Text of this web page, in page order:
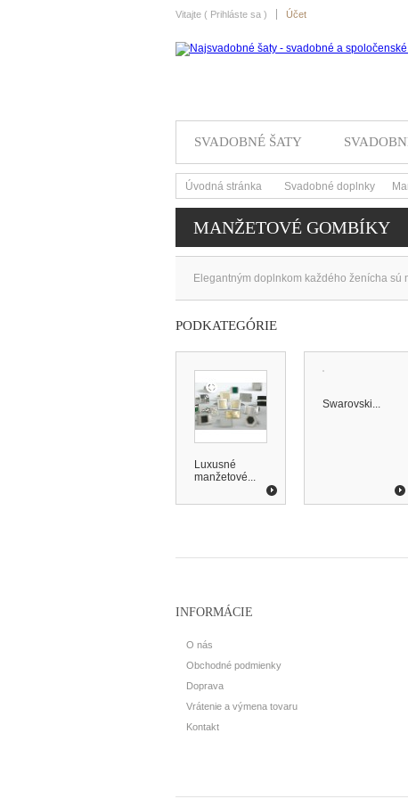
Vitajte ( Prihláste sa ) Účet
SVADOBNÉ ŠATY
Úvodná stránka
>
Svadobné doplnky
>
MANŽETOVÉ GOMBÍKY
Elegantným doplnkom každého ženícha sú
PODKATEGÓRIE
Luxusné
manžetové...
Swarovski...
INFORMÁCIE
O nás
Obchodné podmienky
Doprava
Vrátenie a výmena tovaru
Kontakt